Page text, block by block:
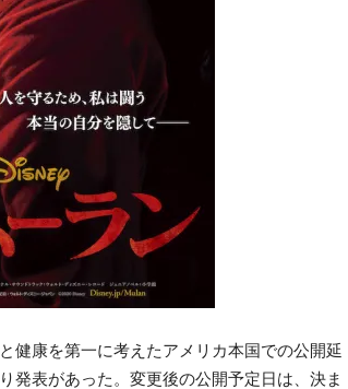
健康を第一に考えたアメリカ本国での公開延
発表があった。変更後の公開予定日は、決ま